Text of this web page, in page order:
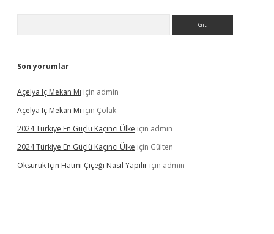
Son yorumlar
Açelya Iç Mekan Mı için admin
Açelya Iç Mekan Mı için Çolak
2024 Türkiye En Güçlü Kaçıncı Ülke için admin
2024 Türkiye En Güçlü Kaçıncı Ülke için Gülten
Öksürük Için Hatmi Çiçeği Nasıl Yapılır için admin